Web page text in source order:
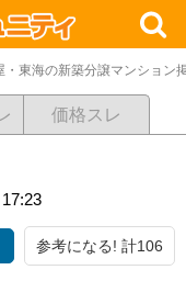
・東海の新築分譲マンション
価格スレ
参考になる! 計106